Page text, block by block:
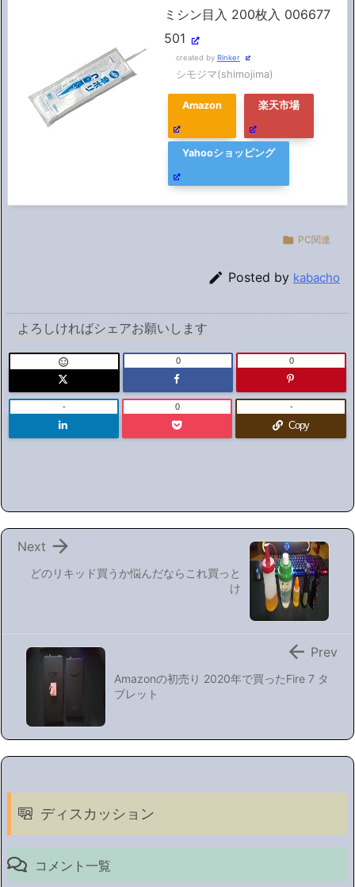
ミシン目入 200枚入 006677
501
created by Rinker
シモジマ(shimojima)
Amazon 楽天市場
Yahooショッピング
 PC関連
 Posted by kabacho
よろしければシェアお願いします
 0 0
- 0
Copy
-
どのリキッド買うか悩んだならこれ買っと
け

Next
Amazonの初売り 2020年で買ったFire 7 タ
ブレット
 Prev
ディスカッション
コメント一覧